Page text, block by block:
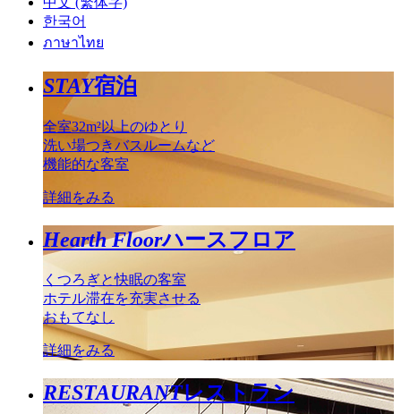
한국어
ภาษาไทย
STAY宿泊
全室32m²以上のゆとり
洗い場つきバスルームなど
機能的な客室
詳細をみる
Hearth Floorハースフロア
くつろぎと快眠の客室
ホテル滞在を充実させる
おもてなし
詳細をみる
RESTAURANTレストラン